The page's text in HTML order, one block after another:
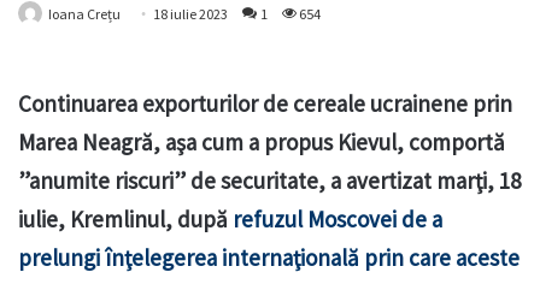
Ioana Crețu 18 iulie 2023 1 654
Continuarea exporturilor de cereale ucrainene prin
Marea Neagră, aşa cum a propus Kievul, comportă
”anumite riscuri” de securitate, a avertizat marţi, 18
iulie, Kremlinul, după refuzul Moscovei de a
prelungi înţelegerea internaţională prin care aceste